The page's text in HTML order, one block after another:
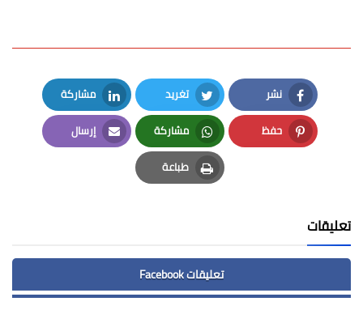
نشر
Facebook
تغريد
Twitter
مشاركة
LinkedIn
حفظ
Pinterest
مشاركة
Whatsapp
إرسال
Email
طباعة
Print
تعليقات
تعليقات Facebook